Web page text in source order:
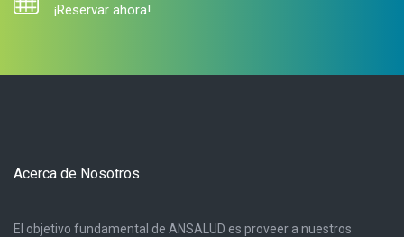
¡Reservar ahora!
Acerca de Nosotros
El objetivo fundamental de ANSALUD es proveer a nuestros